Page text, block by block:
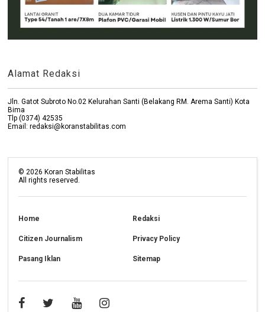
Alamat Redaksi
Jln. Gatot Subroto No.02 Kelurahan Santi (Belakang RM. Arema Santi) Kota
Bima
Tlp (0374) 42535
Email: redaksi@koranstabilitas.com
©2026 Koran Stabilitas
All rights reserved.
Home Redaksi
Citizen Journalism Privacy Policy
Pasang Iklan Sitemap